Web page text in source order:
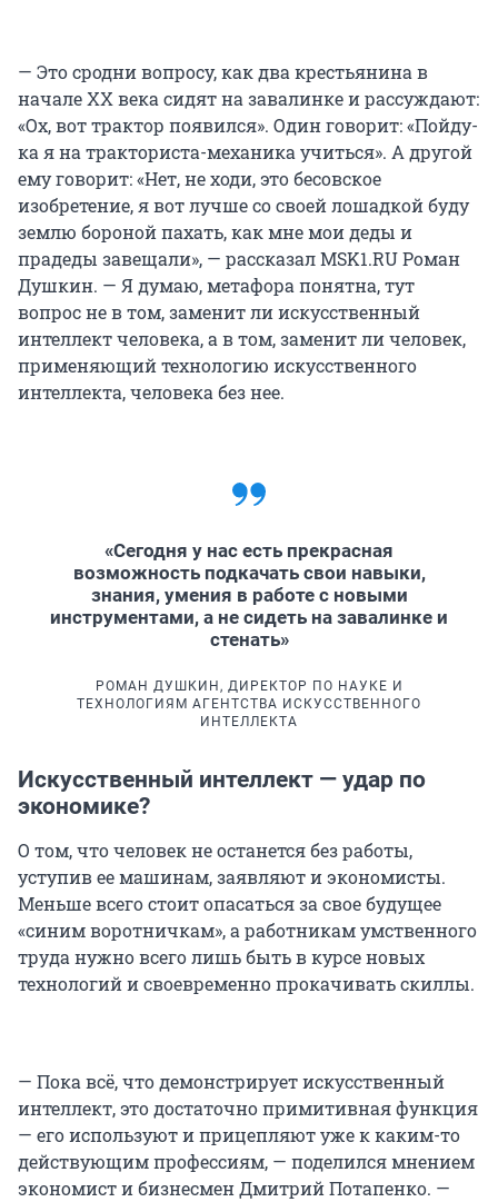
— Это сродни вопросу, как два крестьянина в
начале ХХ века сидят на завалинке и рассуждают:
«Ох, вот трактор появился». Один говорит: «Пойду-
ка я на тракториста-механика учиться». А другой
ему говорит: «Нет, не ходи, это бесовское
изобретение, я вот лучше со своей лошадкой буду
землю бороной пахать, как мне мои деды и
прадеды завещали», — рассказал MSK1.RU Роман
Душкин. — Я думаю, метафора понятна, тут
вопрос не в том, заменит ли искусственный
интеллект человека, а в том, заменит ли человек,
применяющий технологию искусственного
интеллекта, человека без нее.
«Сегодня у нас есть прекрасная
возможность подкачать свои навыки,
знания, умения в работе с новыми
инструментами, а не сидеть на завалинке и
стенать»
РОМАН ДУШКИН, ДИРЕКТОР ПО НАУКЕ И
ТЕХНОЛОГИЯМ АГЕНТСТВА ИСКУССТВЕННОГО
ИНТЕЛЛЕКТА
Искусственный интеллект — удар по
экономике?
О том, что человек не останется без работы,
уступив ее машинам, заявляют и экономисты.
Меньше всего стоит опасаться за свое будущее
«синим воротничкам», а работникам умственного
труда нужно всего лишь быть в курсе новых
технологий и своевременно прокачивать скиллы.
— Пока всё, что демонстрирует искусственный
интеллект, это достаточно примитивная функция
— его используют и прицепляют уже к каким-то
действующим профессиям, — поделился мнением
экономист и бизнесмен Дмитрий Потапенко. —